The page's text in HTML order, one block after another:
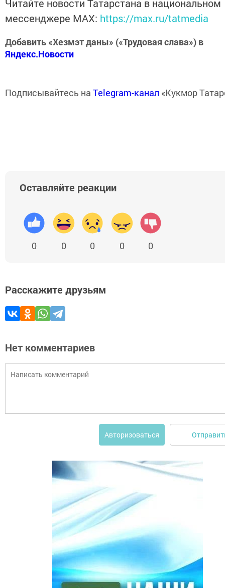
Читайте новости Татарстана в национальном
мессенджере MАХ: https://max.ru/tatmedia
Добавить «Хезмэт даны» («Трудовая слава») в
Яндекс.Новости
Подписывайтесь на Telegram-канал «Кукмор
Оставляйте реакции
0 0 0 0 0
Расскажите друзьям
Нет комментариев
Авторизоваться